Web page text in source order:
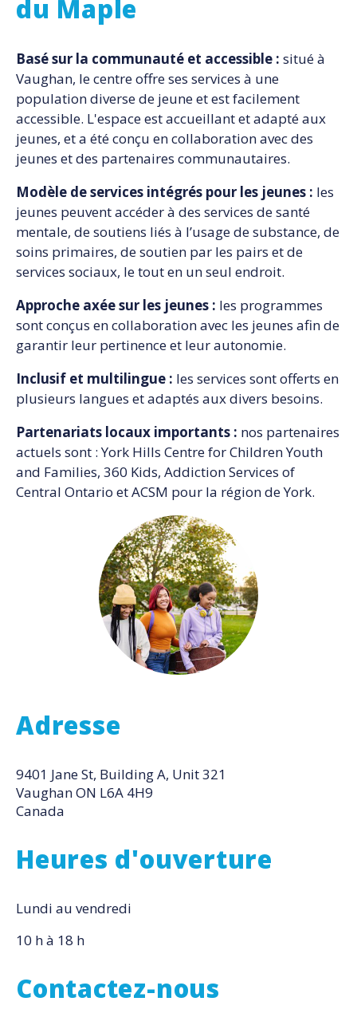
du Maple
Basé sur la communauté et accessible : situé à
Vaughan, le centre offre ses services à une
population diverse de jeune et est facilement
accessible. L'espace est accueillant et adapté aux
jeunes, et a été conçu en collaboration avec des
jeunes et des partenaires communautaires.
Modèle de services intégrés pour les jeunes : les
jeunes peuvent accéder à des services de santé
mentale, de soutiens liés à l’usage de substance, de
soins primaires, de soutien par les pairs et de
services sociaux, le tout en un seul endroit.
Approche axée sur les jeunes : les programmes
sont conçus en collaboration avec les jeunes afin de
garantir leur pertinence et leur autonomie.
Inclusif et multilingue : les services sont offerts en
plusieurs langues et adaptés aux divers besoins.
Partenariats locaux importants : nos partenaires
actuels sont : York Hills Centre for Children Youth
and Families, 360 Kids, Addiction Services of
Central Ontario et ACSM pour la région de York.
Adresse
9401 Jane St, Building A, Unit 321
VaughanON L6A 4H9
Canada
Heures d'ouverture
Lundi au vendredi
10 h à 18 h
Contactez-nous